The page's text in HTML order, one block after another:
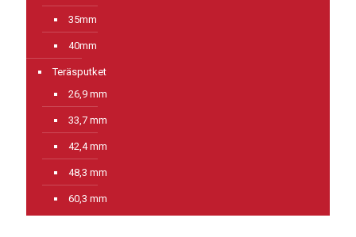
35mm
40mm
Teräsputket
26,9 mm
33,7 mm
42,4 mm
48,3 mm
60,3 mm